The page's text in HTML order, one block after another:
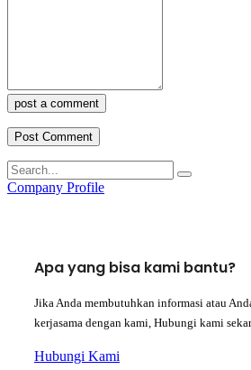
post a comment
Company Profile
Apa yang bisa kami bantu?
Jika Anda membutuhkan informasi atau
kerjasama dengan kami, Hubungi kami
Hubungi Kami